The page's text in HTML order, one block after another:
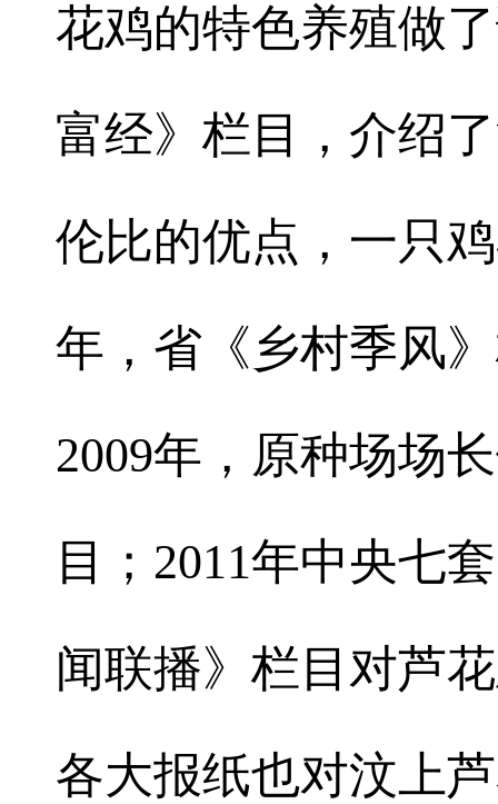
花鸡的特色养殖做
富经》栏目，介绍
伦比的优点，一只
年，省《乡村季风
2009年，原种场场
目；2011年中央七
闻联播》栏目对芦
各大报纸也对汶上